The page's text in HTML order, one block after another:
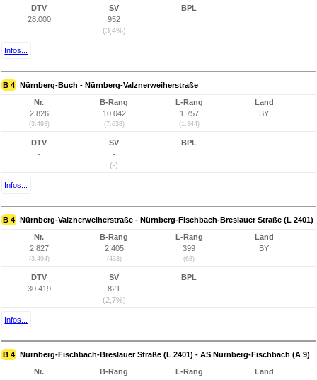
DTV
28.000
SV
952
(3,4%)
BPL
Infos...
B 4 Nürnberg-Buch - Nürnberg-Valznerweiherstraße
Nr.
2.826
(3.493)
B-Rang
10.042
(7.638)
L-Rang
1.757
(1.344)
Land
BY
DTV
-
SV
-
(-)
BPL
Infos...
B 4 Nürnberg-Valznerweiherstraße - Nürnberg-Fischbach-Breslauer Straße (L 2401)
Nr.
2.827
(3.494)
B-Rang
2.405
(433)
L-Rang
399
(68)
Land
BY
DTV
30.419
SV
821
(2,7%)
BPL
Infos...
B 4 Nürnberg-Fischbach-Breslauer Straße (L 2401) - AS Nürnberg-Fischbach (A 9)
Nr.
B-Rang
L-Rang
Land